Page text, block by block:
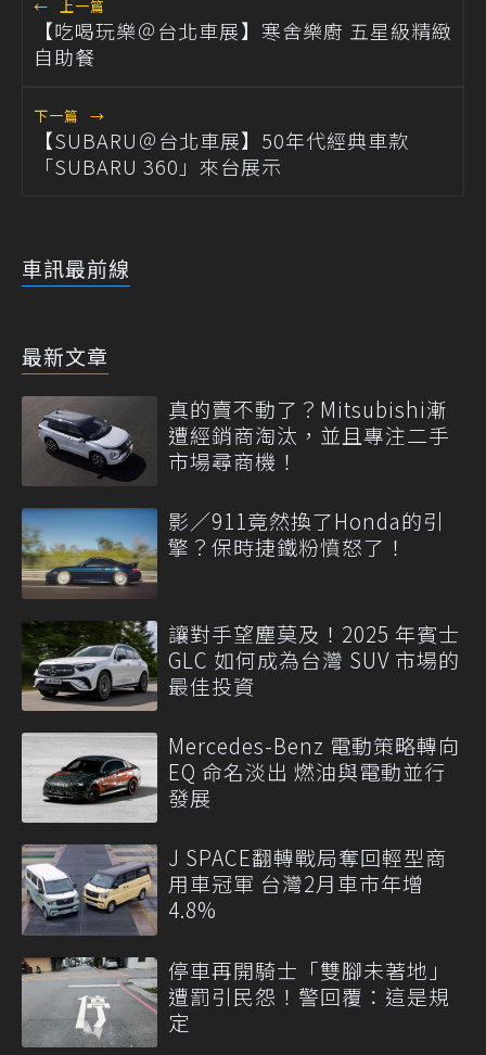
← 上一篇
【吃喝玩樂＠台北車展】寒舍樂廚 五星級精緻
自助餐
下一篇 →
【SUBARU＠台北車展】50年代經典車款
「SUBARU 360」來台展示
車訊最前線
最新文章
真的賣不動了？Mitsubishi漸
遭經銷商淘汰，並且專注二手
市場尋商機！
影／911竟然換了Honda的引
擎？保時捷鐵粉憤怒了！
讓對手望塵莫及！2025 年賓士
GLC 如何成為台灣 SUV 市場的
最佳投資
Mercedes-Benz 電動策略轉向
EQ 命名淡出 燃油與電動並行
發展
J SPACE翻轉戰局奪回輕型商
用車冠軍 台灣2月車市年增
4.8%
停車再開騎士「雙腳未著地」
遭罰引民怨！警回覆：這是規
定